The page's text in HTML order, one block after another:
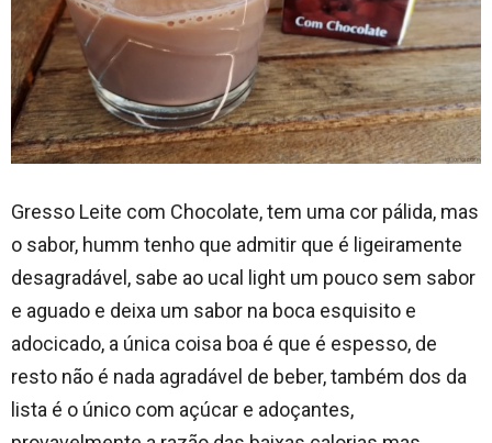
Gresso Leite com Chocolate, tem uma cor pálida, mas
o sabor, humm tenho que admitir que é ligeiramente
desagradável, sabe ao ucal light um pouco sem sabor
e aguado e deixa um sabor na boca esquisito e
adocicado, a única coisa boa é que é espesso, de
resto não é nada agradável de beber, também dos da
lista é o único com açúcar e adoçantes,